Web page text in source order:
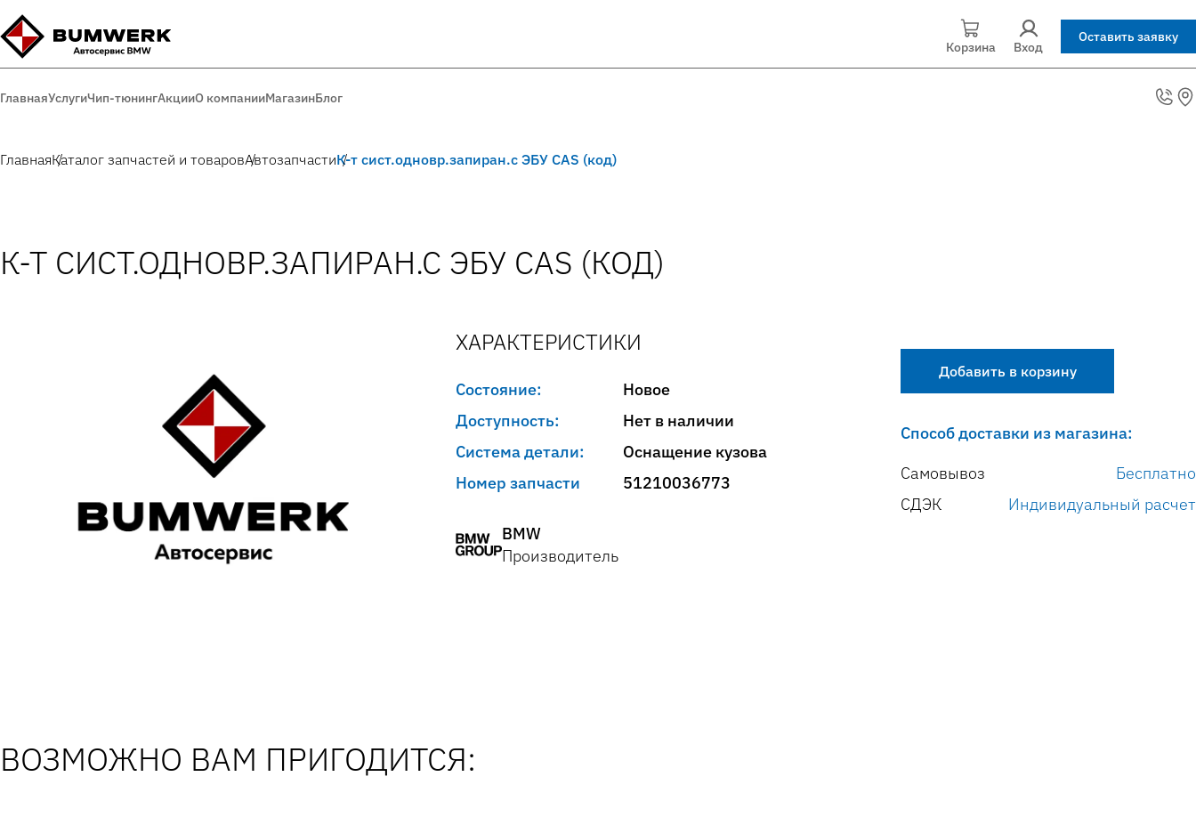
Корзина Вход
Оставить заявку
ГлавнаяУслугиЧип-тюнингАкцииО компанииМагазинБлог
ГлавнаяКаталог запчастей и товаровАвтозапчастиК-т сист.одновр.запиран.с ЭБУ CAS (код)
К-Т СИСТ.ОДНОВР.ЗАПИРАН.С ЭБУ CAS (КОД)
ХАРАКТЕРИСТИКИ
Состояние:
Новое
Доступность:
Нет в наличии
Система детали:
Оснащение кузова
Номер запчасти
51210036773
BMW
Производитель
Добавить в корзину
Способ доставки из магазина:
Самовывоз
Бесплатно
СДЭК
Индивидуальный расчет
ВОЗМОЖНО ВАМ ПРИГОДИТСЯ: